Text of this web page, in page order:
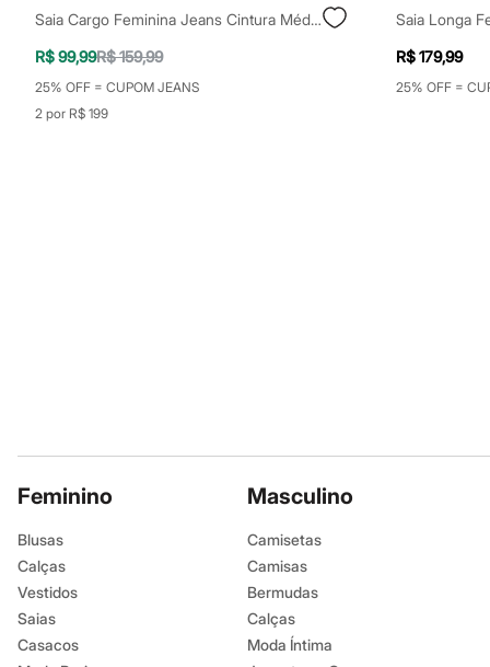
Pijamas
Moda praia
Personagens
Plus size
Blusas e Camisetas
Calças
0 a 24 meses
1 a 5 anos
Saia Cargo Feminina Jeans Cintura Média Cinza
R$ 99,99R$ 159,99
25% OFF = CUPOM JEANS
2 por R$ 199
R$ 179,99
25% OFF =
Feminino
Blusas
Calças
Vestidos
Saias
Casacos
Masculino
Camisetas
Camisas
Bermudas
Calças
Moda Íntima